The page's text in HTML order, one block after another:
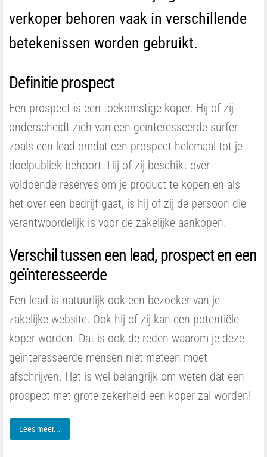
verkoper behoren vaak in verschillende
betekenissen worden gebruikt.
Definitie prospect
Een prospect is een toekomstige koper. Hij of zij
onderscheidt zich van een geïnteresseerde surfer
zoals een lead omdat een prospect helemaal tot je
doelpubliek behoort. Hij of zij beschikt over
voldoende reserves om je product te kopen en als
het over een bedrijf gaat, is hij of zij de persoon die
verantwoordelijk is voor de zakelijke aankopen.
Verschil tussen een lead, prospect en een
geïnteresseerde
Een lead is natuurlijk ook een bezoeker van je
zakelijke website. Ook hij of zij kan een potentiële
koper worden. Dat is ook de reden waarom je deze
geïnteresseerde mensen niet meteen moet
afschrijven. Het is wel belangrijk om weten dat een
prospect met grote zekerheid een koper zal worden!
Lees meer...